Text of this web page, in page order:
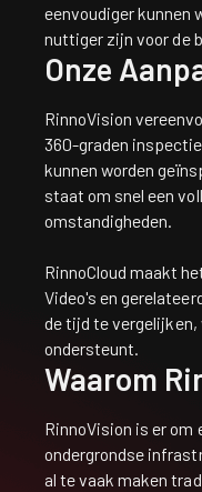
eenvoudiger kunnen
nuttiger zijn voor de
Onze
RinnoVision
360-graden
kunnen worden
staat om snel een
omstandigheden.
RinnoCloud maakt
Video's en
de tijd te
ondersteunt.
Waarom
RinnoVision is er om
ondergrondse
al te vaak maken